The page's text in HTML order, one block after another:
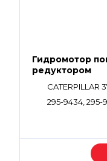
Гидромотор
редуктором
CATERPILLAR
295-9434, 295-